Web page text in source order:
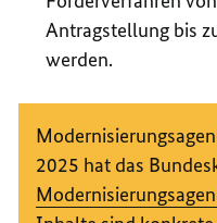
Antragstellung bis
werden.
2025 hat das